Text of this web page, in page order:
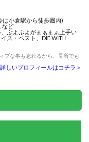
は小倉駅から徒歩圏内)
など
、ぷよぷよがまぁまぁ上手い
ズ・ベスト、DIE WITH
ィブな事も忘れるから、長所でも
詳しいプロフィールはコチラ＞